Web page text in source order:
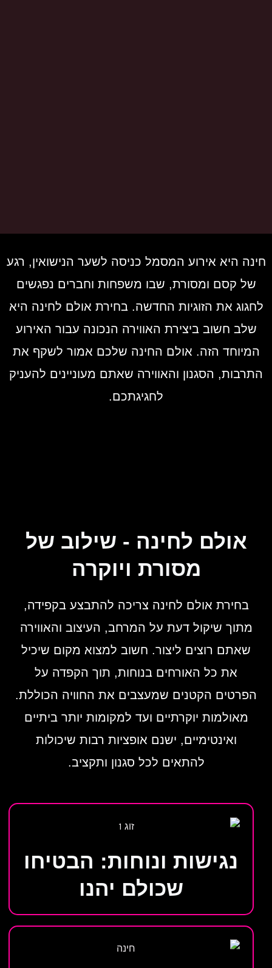
חינה היא אירוע המסמל כניסה לשער הנישואין, רגע
של קסם ומסורת, שבו משפחות וחברים נפגשים
לחגוג את הזוגיות החדשה. בחירת אולם לחינה היא
שלב חשוב ביצירת האווירה הנכונה עבור האירוע
המיוחד הזה. אולם החינה שלכם אמור לשקף את
התרבות, הסגנון והאווירה שאתם מעוניינים להעניק
לחגיגתכם.
אולם לחינה - שילוב של
מסורת ויוקרה
בחירת אולם לחינה צריכה להתבצע בקפידה,
מתוך שיקול דעת על המרחב, העיצוב והאווירה
שאתם רוצים ליצור. חשוב למצוא מקום שיכיל
את כל האורחים בנוחות, תוך הקפדה על
הפרטים הקטנים שמעצבים את החוויה הכוללת.
מאולמות יוקרתיים ועד למקומות יותר ביתיים
ואינטימיים, ישנם אופציות רבות שיכולות
להתאים לכל סגנון ותקציב.
נגישות ונוחות: הבטיחו
שכולם יהנו